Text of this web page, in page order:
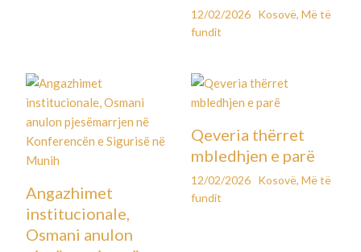
12/02/2026 Kosovë, Më të
fundit
Angazhimet
institucionale,
Osmani anulon
Qeveria thërret
mbledhjen e parë
12/02/2026 Kosovë, Më të
fundit